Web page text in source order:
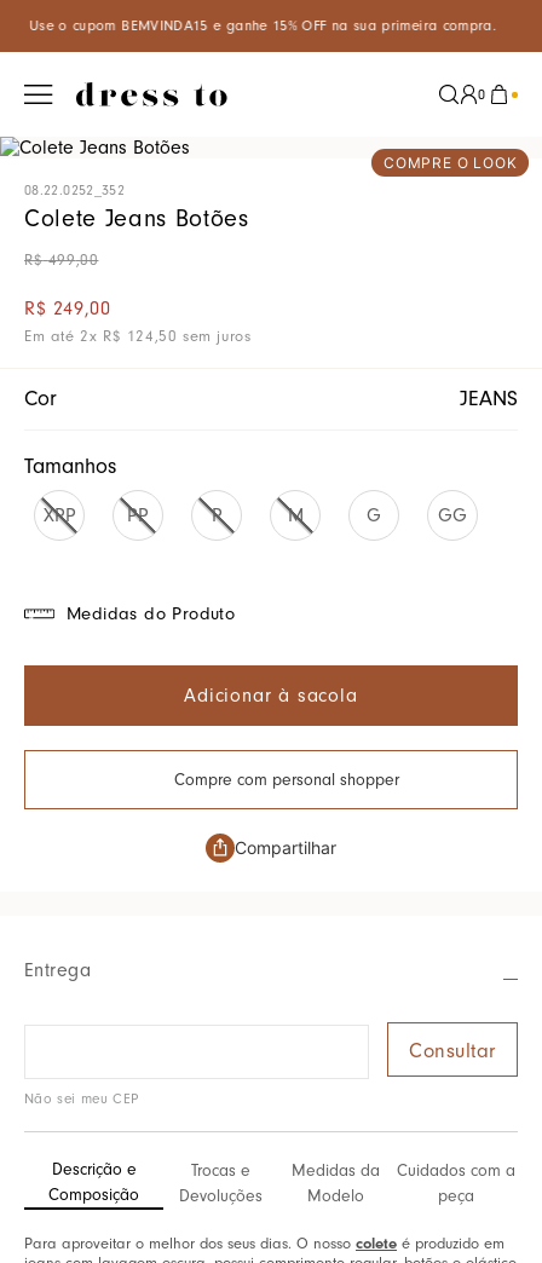
na sua primeira compra. Aproveite um desconto especial de 5%
0
COMPRE O LOOK
08.22.0252_352
Colete Jeans Botões
R$ 499,00
R$ 249,00
Em até 2x R$ 124 ,50 sem juros
Cor JEANS
Tamanhos
XPP PP P M G GG
Medidas do Produto
Adicionar à sacola
Compre com personal shopper
Compartilhar
Entrega
Não sei meu CEP
Descrição e
Composição
Trocas e
Devoluções
Medidas da
Modelo
Cuidados com a
peça
Para aproveitar o melhor dos seus dias. O nosso colete é produzido em